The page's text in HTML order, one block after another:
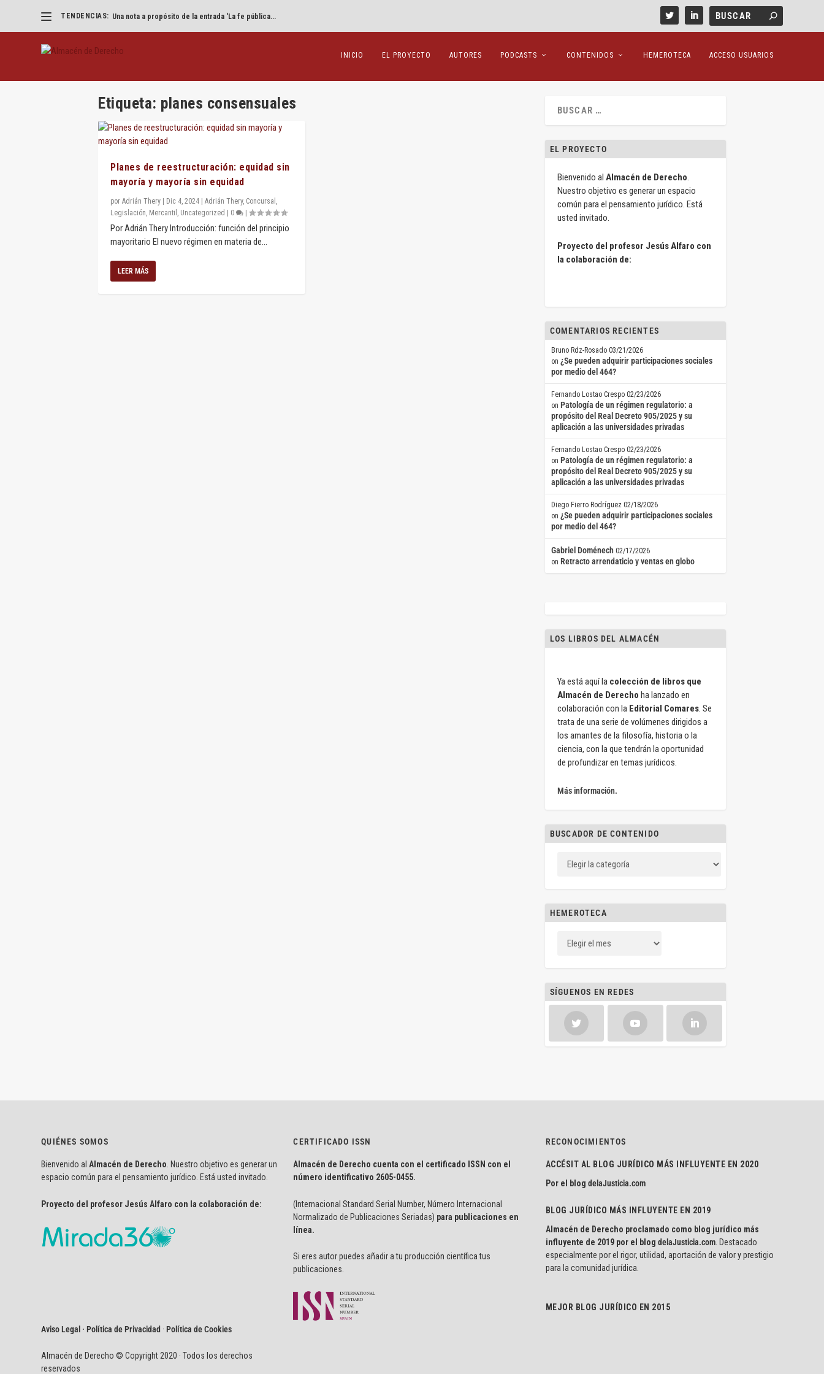
TENDENCIAS: Una nota a propósito de la entrada ‘La fe pública...
INICIO EL PROYECTO AUTORES PODCASTS CONTENIDOS HEMEROTECA ACCESO USUARIOS
Etiqueta: planes consensuales
Planes de reestructuración: equidad sin
mayoría y mayoría sin equidad
por Adrián Thery Dic 4, 2024 Adrián Thery, Concursal ,
Legislación, Mercantil , Uncategorized 0
Por Adrián Thery Introducción: función del principio
mayoritario El nuevo régimen en materia de...
LEER MÁS
EL PROYECTO
Bienvenido al Almacén de Derecho.
Nuestro objetivo es generar un espacio
común para el pensamiento jurídico. Está
usted invitado.
Proyecto del profesor Jesús Alfaro con
la colaboración de:
COMENTARIOS RECIENTES
Bruno Rdz-Rosado 03/21/2026
on ¿Se pueden adquirir participaciones sociales
por medio del 464?
Fernando Lostao Crespo 02/23/2026
on Patología de un régimen regulatorio: a
propósito del Real Decreto 905/2025 y su
aplicación a las universidades privadas
Fernando Lostao Crespo 02/23/2026
on Patología de un régimen regulatorio: a
propósito del Real Decreto 905/2025 y su
aplicación a las universidades privadas
Diego Fierro Rodríguez 02/18/2026
on ¿Se pueden adquirir participaciones sociales
por medio del 464?
Gabriel Doménech 02/17/2026
on Retracto arrendaticio y ventas en globo
LOS LIBROS DEL ALMACÉN
Ya está aquí la colección de libros que
Almacén de Derecho ha lanzado en
colaboración con la Editorial Comares. Se
trata de una serie de volúmenes dirigidos a
los amantes de la filosofía, historia o la
ciencia, con la que tendrán la oportunidad
de profundizar en temas jurídicos.
Más información.
BUSCADOR DE CONTENIDO
HEMEROTECA
SÍGUENOS EN REDES
QUIÉNES SOMOS
Bienvenido al Almacén de Derecho . Nuestro objetivo es generar un
espacio común para el pensamiento jurídico. Está usted invitado.
Proyecto del profesor Jesús Alfaro con la colaboración de:
Aviso Legal · Política de Privacidad ·Política de Cookies
Almacén de Derecho © Copyright 2020 · Todos los derechos
reservados
CERTIFICADO ISSN
Almacén de Derecho cuenta con el certificado ISSN con el
número identificativo 2605-0455.
(Internacional Standard Serial Number, Número Internacional
Normalizado de Publicaciones Seriadas) para publicaciones en
línea.
Si eres autor puedes añadir a tu producción científica tus
publicaciones.
RECONOCIMIENTOS
ACCÉSIT AL BLOG JURÍDICO MÁS INFLUYENTE EN 2020
Por el blog delaJusticia.com
BLOG JURÍDICO MÁS INFLUYENTE EN 2019
Almacén de Derecho proclamado como blog jurídico más
influyente de 2019 por el blog delaJusticia.com. Destacado
especialmente por el rigor, utilidad, aportación de valor y prestigio
para la comunidad jurídica.
MEJOR BLOG JURÍDICO EN 2015